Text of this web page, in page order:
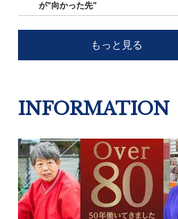
が"向かった先"
もっと見る
INFORMATION